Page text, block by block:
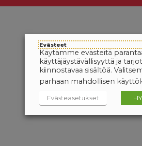
Evästeet
Käytämme evästeitä
käyttäjäystävällisyyttä ja
kiinnostavaa sisältöä.
parhaan mahdollisen
Evästeasetukset